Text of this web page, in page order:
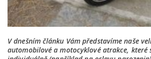
V dnešním článku Vám představíme naše
automobilové a motocyklové atrakce, které